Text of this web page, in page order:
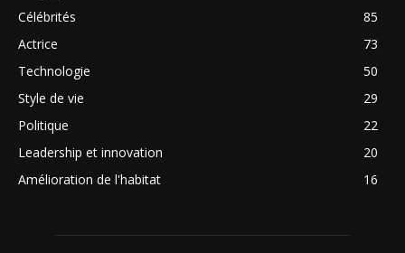
Célébrités
85
Actrice
73
Technologie
50
Style de vie
29
Politique
22
Leadership et innovation
20
Amélioration de l'habitat
16